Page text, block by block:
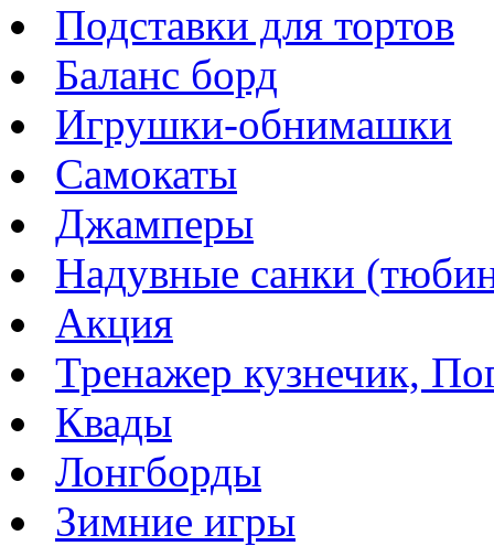
Подставки для тортов
Баланс борд
Игрушки-обнимашки
Самокаты
Джамперы
Надувные санки
Акция
Тренажер кузнечик,
Квады
Лонгборды
Зимние игры